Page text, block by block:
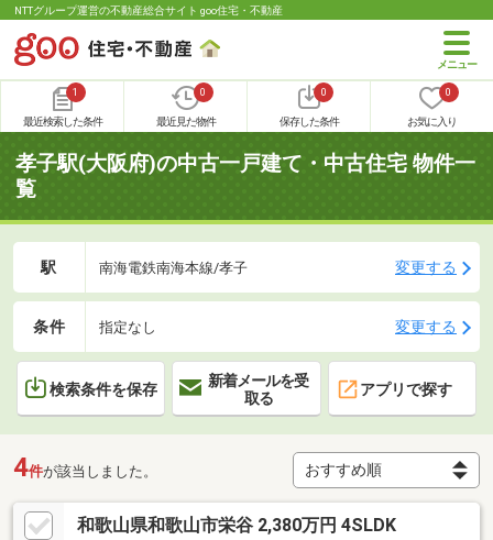
NTTグループ運営の不動産総合サイト goo住宅・不動産
1
最近検索した条件
0
最近見た物件
0
保存した条件
0
お気に入り
孝子駅(大阪府)の中古一戸建て・中古住宅 物件一
覧
駅 南海電鉄南海本線/孝子 変更する
条件 指定なし 変更する
検索条件を保存
新着メールを受
取る
アプリで探す
4件が該当しました。
和歌山県和歌山市栄谷 2,380万円 4SLDK